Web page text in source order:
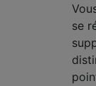
se